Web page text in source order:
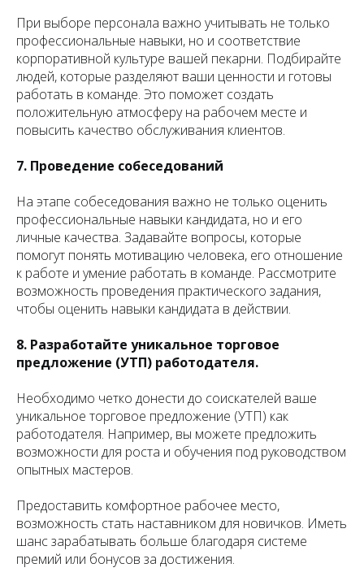
При выборе персонала важно учитывать не только
профессиональные навыки, но и соответствие
корпоративной культуре вашей пекарни. Подбирайте
людей, которые разделяют ваши ценности и готовы
работать в команде. Это поможет создать
положительную атмосферу на рабочем месте и
повысить качество обслуживания клиентов.
7. Проведение собеседований
На этапе собеседования важно не только оценить
профессиональные навыки кандидата, но и его
личные качества. Задавайте вопросы, которые
помогут понять мотивацию человека, его отношение
к работе и умение работать в команде. Рассмотрите
возможность проведения практического задания,
чтобы оценить навыки кандидата в действии.
8. Разработайте уникальное торговое
предложение (УТП) работодателя.
Необходимо четко донести до соискателей ваше
уникальное торговое предложение (УТП) как
работодателя. Например, вы можете предложить
возможности для роста и обучения под руководством
опытных мастеров.
Предоставить комфортное рабочее место,
возможность стать наставником для новичков. Иметь
шанс зарабатывать больше благодаря системе
премий или бонусов за достижения.